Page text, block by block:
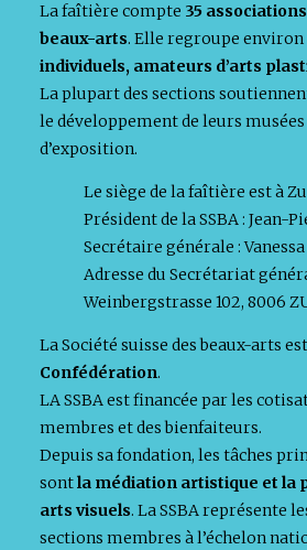
La faîtière compte 35
beaux-arts. Elle regroupe environ
individuels, amateurs d’arts
La plupart des sections
le développement de leurs musées
d’exposition.
Le siège de la faîtière est à
Président de la SSBA : Jean-
Secrétaire générale : Vanessa
Adresse du Secrétariat
Weinbergstrasse 102, 8006
La Société suisse des beaux-arts est
Confédération.
LA SSBA est financée par les
membres et des bienfaiteurs.
Depuis sa fondation, les tâches
sontla médiation artistique et la
arts visuels. La SSBA représente
sections membres à l’échelon